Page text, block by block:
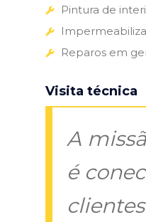
Pintura de
Reparos em
Visita técnica
A
é